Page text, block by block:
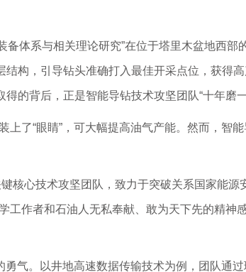
体系与相关理论研究”在位于塔里木盆地西部
构，引导钻头准确打入最佳开采点位，获得
的背后，正是智能导钻技术攻坚团队“十年磨一
了“眼睛”，可大幅提高油气产能。然而，智
核心技术攻坚团队，致力于突破关系国家能源
作者和石油人无私奉献、敢为天下先的精神感
气。以井地高速数据传输技术为例，团队通